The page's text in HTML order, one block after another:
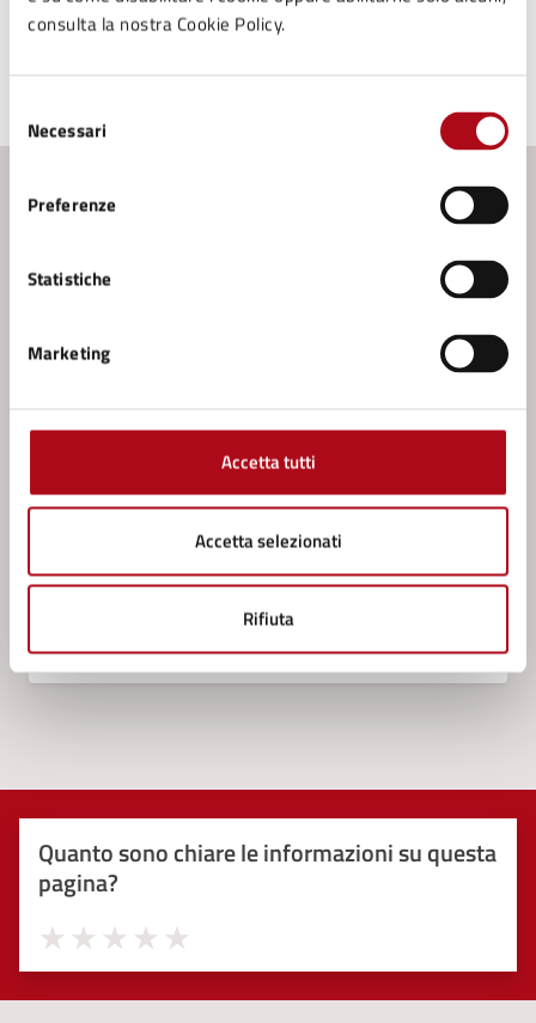
consulta la nostra Cookie Policy.
delNecessari
Preferenze
Statistiche
Marketing
Accetta tutti
Accetta selezionati
Rifiuta
Servizi
LepidaID (SPID): Riconoscimento de visu
Accesso agli atti documentale - Modalità
Informale
Vedi altri 5
Quanto sono chiare le informazioni su questa
pagina?
Valuta 5 stelle su 5
Valuta 4 stelle su 5
Valuta 3 stelle su 5
Valuta 2 stelle su 5
Valuta 1 stelle su 5